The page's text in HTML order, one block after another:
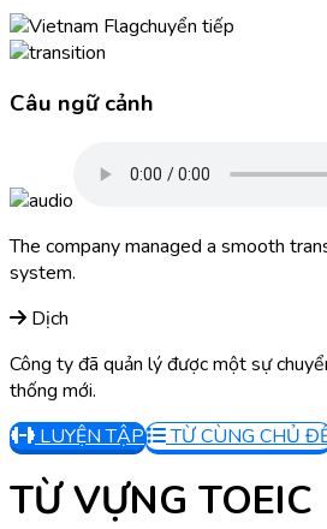
chuyển tiếp
Câu ngữ cảnh
The company managed a smooth
system.
Dịch
Công ty đã quản lý được một sự
thống mới.
LUYỆN TẬP
TỪ CÙNG CHỦ
TỪ VỰNG